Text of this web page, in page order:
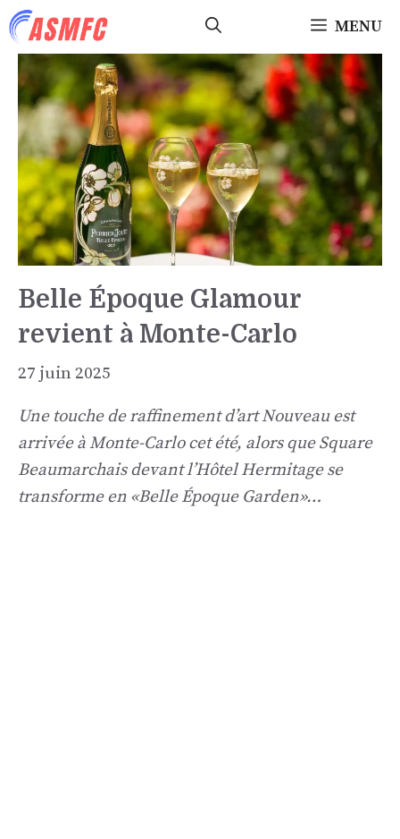
Aller
au
contenu
MENU
Belle Époque Glamour
revient à Monte-Carlo
27 juin 2025
Une touche de raffinement d’art Nouveau est
arrivée à Monte-Carlo cet été, alors que Square
Beaumarchais devant l’Hôtel Hermitage se
transforme en «Belle Époque Garden»…